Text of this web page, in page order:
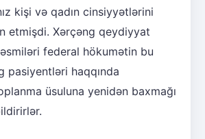
kişi və qadın cinsiyyətlərini
etmişdi. Xərçəng qeydiyyat
federal hökumətin bu
pasiyentləri haqqında
üsuluna yenidən baxmağı